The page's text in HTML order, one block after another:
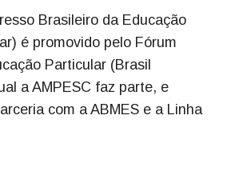
Brasileiro da Educação
é promovido pelo Fórum
Particular (Brasil
a AMPESC faz parte, e
com a ABMES e a Linha